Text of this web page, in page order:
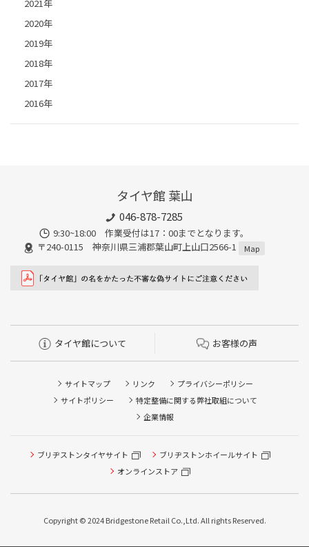
2021年
2020年
2019年
2018年
2017年
2016年
タイヤ館 葉山
046-878-7285
9:30~18:00 作業受付は17：00までとなります。
〒240-0115 神奈川県三浦郡葉山町上山口2566-1
Map
タイヤ館について お客様の声
サイトマップ リンク
プライバシーポリシー
サイトポリシー
特定整備に関する弊社取組について
企業情報
ブリヂストンタイヤサイト
ブリヂストンホイールサイト
オンラインストア
Copyright © 2024 Bridgestone Retail Co.,Ltd. All rights Reserved.
タイヤ点検・安全点検/タイヤ履き替え/オイル交換/その他
ピット作業の予約
本日のタイヤ履き替え順番待ち予約 ※クローク契約会員の